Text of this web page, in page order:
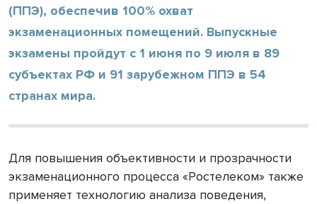
(ППЭ), обеспечив 100% охват
экзаменационных помещений. Выпускные
экзамены пройдут с 1 июня по 9 июля в 89
субъектах РФ и 91 зарубежном ППЭ в 54
странах мира.
Для повышения объективности и прозрачности
экзаменационного процесса «Ростелеком» также
применяет технологию анализа поведения,